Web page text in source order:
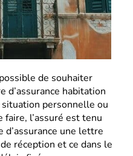
de souhaiter
d’assurance habitation
personnelle ou
l’assuré est tenu
d’assurance une lettre
réception et ce dans le